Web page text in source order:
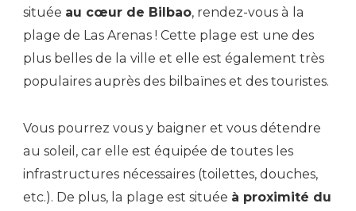
située au cœur de Bilbao, rendez-vous à la
plage de Las Arenas ! Cette plage est une des
plus belles de la ville et elle est également très
populaires auprès des bilbaïnes et des touristes.
Vous pourrez vous y baigner et vous détendre
au soleil, car elle est équipée de toutes les
infrastructures nécessaires (toilettes, douches,
etc.). De plus, la plage est située à proximité du